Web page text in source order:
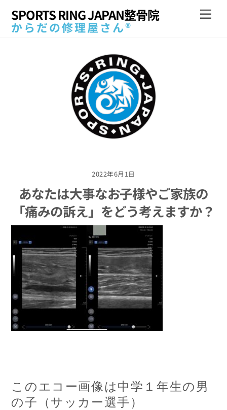
SPORTS RING JAPAN整骨院
からだの修理屋さん®
2022年6月1日
あなたは大事なお子様やご家族の
「痛みの訴え」をどう考えますか？
このエコー画像は中学１年生の男
の子（サッカー選手）